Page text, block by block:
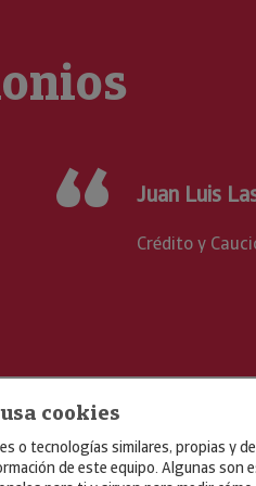
Ternua Group
mucho a nivel
cookies
o tecnologías similares, propias y
de este equipo. Algunas